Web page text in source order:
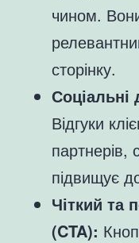
чином.
сторінку.
Відгуки
партнерів,
підвищує
Чіткий та
(CTA):